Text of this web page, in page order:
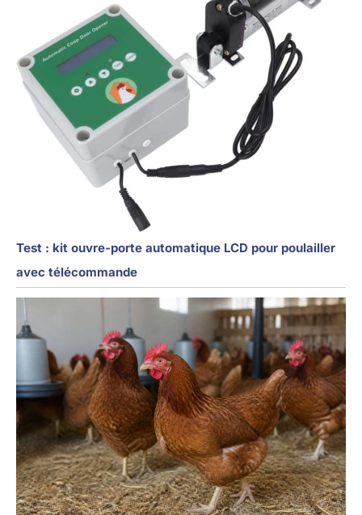
Test : kit ouvre-porte automatique LCD pour poulailler
avec télécommande